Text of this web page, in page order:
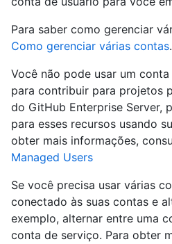
Para saber como gerenciar
Como gerenciar várias contas.
Você não pode usar um
para contribuir para projetos
do GitHub Enterprise Server,
para esses recursos usando
obter mais informações,
Managed Users
Se você precisa usar várias
conectado às suas contas e
exemplo, alternar entre uma
conta de serviço. Para obter